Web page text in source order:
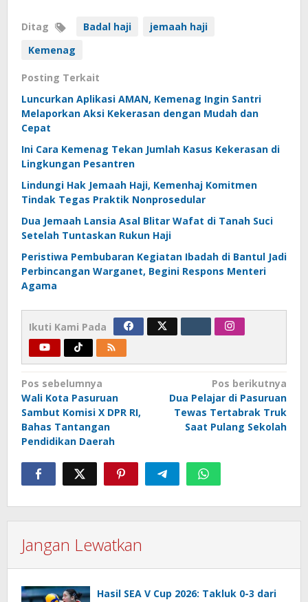
Ditag Badal haji
jemaah haji
Kemenag
Posting Terkait
Luncurkan Aplikasi AMAN, Kemenag Ingin Santri
Melaporkan Aksi Kekerasan dengan Mudah dan
Cepat
Ini Cara Kemenag Tekan Jumlah Kasus Kekerasan di
Lingkungan Pesantren
Lindungi Hak Jemaah Haji, Kemenhaj Komitmen
Tindak Tegas Praktik Nonprosedular
Dua Jemaah Lansia Asal Blitar Wafat di Tanah Suci
Setelah Tuntaskan Rukun Haji
Peristiwa Pembubaran Kegiatan Ibadah di Bantul Jadi
Perbincangan Warganet, Begini Respons Menteri
Agama
Ikuti Kami Pada
Navigasi
pos
Pos sebelumnya
Wali Kota Pasuruan
Sambut Komisi X DPR RI,
Bahas Tantangan
Pendidikan Daerah
Pos berikutnya
Dua Pelajar di Pasuruan
Tewas Tertabrak Truk
Saat Pulang Sekolah
Jangan Lewatkan
Hasil SEA V Cup 2026: Takluk 0-3 dari